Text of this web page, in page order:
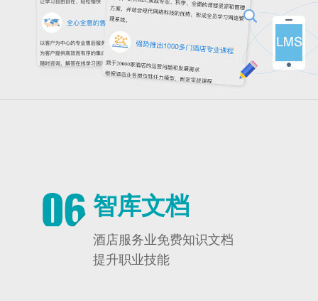
智库文档
酒店服务业免费知识文档
提升职业技能